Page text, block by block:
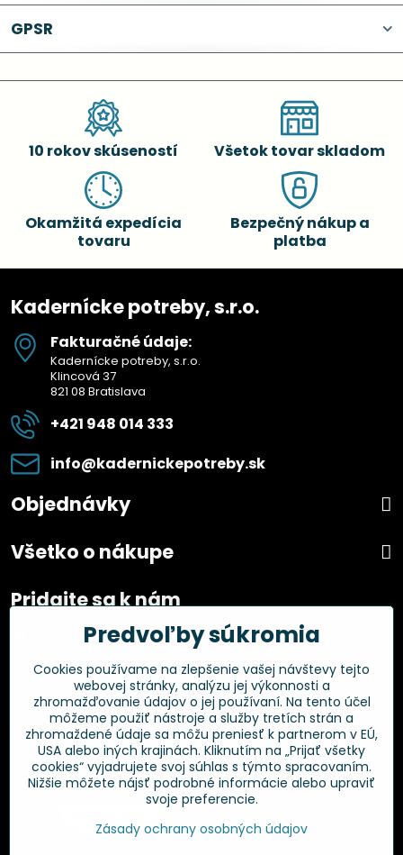
GPSR
10 rokov skúseností Všetok tovar skladom
Okamžitá expedícia
tovaru
Bezpečný nákup a
platba
Kadernícke potreby, s.r.o.
Fakturačné údaje:
Kadernícke potreby, s.r.o.
Klincová 37
821 08 Bratislava
+421 948 014 333
info​@kadernickepotreby​.sk
Objednávky
Všetko o nákupe
Pridajte sa k nám
Facebook
Overené zákazníkmi
Predvoľby súkromia
Cookies používame na zlepšenie vašej návštevy tejto
webovej stránky, analýzu jej výkonnosti a
zhromažďovanie údajov o jej používaní. Na tento účel
môžeme použiť nástroje a služby tretích strán a
zhromaždené údaje sa môžu preniesť k partnerom v EÚ,
USA alebo iných krajinách. Kliknutím na „Prijať všetky
cookies“ vyjadrujete svoj súhlas s týmto spracovaním.
Nižšie môžete nájsť podrobné informácie alebo upraviť
svoje preferencie.
Zásady ochrany osobných údajov